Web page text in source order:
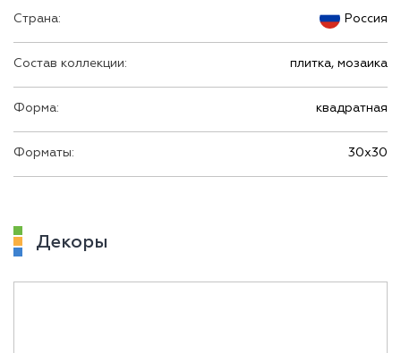
Страна: Россия
Состав коллекции: плитка, мозаика
Форма: квадратная
Форматы: 30х30
Декоры